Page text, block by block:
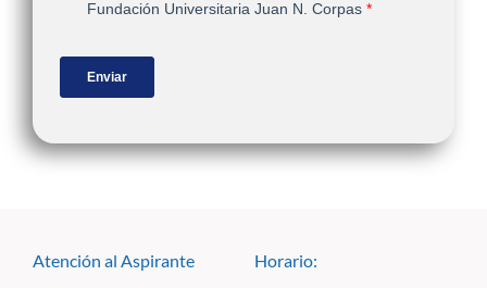
Atención al Aspirante Horario: